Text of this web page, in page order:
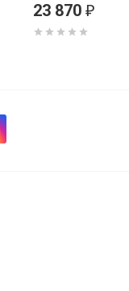
23 870 ₽
с отражат., с